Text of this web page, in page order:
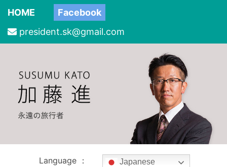
HOME
Facebook
president.sk@gmail.com
Language ： Japanese